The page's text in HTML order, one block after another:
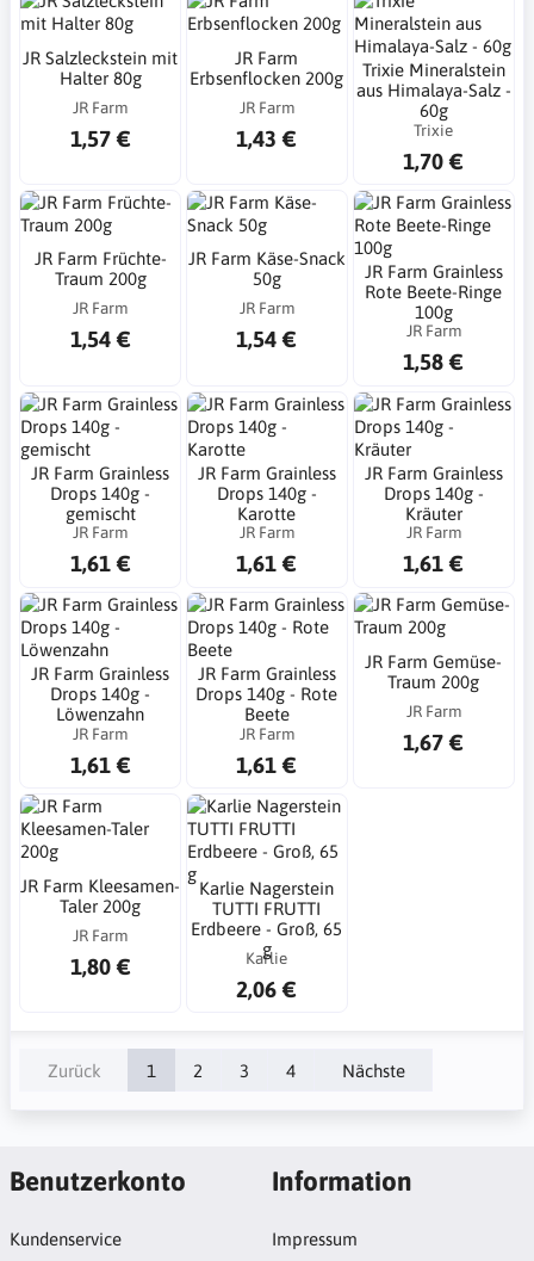
JR Salzleckstein mit
Halter 80g
JR Farm
1,57 €
JR Farm
Erbsenflocken 200g
JR Farm
1,43 €
Trixie Mineralstein
aus Himalaya-Salz -
60g
Trixie
1,70 €
JR Farm Früchte-
Traum 200g
JR Farm
1,54 €
JR Farm Käse-Snack
50g
JR Farm
1,54 €
JR Farm Grainless
Rote Beete-Ringe
100g
JR Farm
1,58 €
JR Farm Grainless
Drops 140g -
gemischt
JR Farm
1,61 €
JR Farm Grainless
Drops 140g -
Karotte
JR Farm
1,61 €
JR Farm Grainless
Drops 140g -
Kräuter
JR Farm
1,61 €
JR Farm Grainless
Drops 140g -
Löwenzahn
JR Farm
1,61 €
JR Farm Grainless
Drops 140g - Rote
Beete
JR Farm
1,61 €
JR Farm Gemüse-
Traum 200g
JR Farm
1,67 €
JR Farm Kleesamen-
Taler 200g
JR Farm
1,80 €
Karlie Nagerstein
TUTTI FRUTTI
Erdbeere - Groß, 65
g
Karlie
2,06 €
Zurück 1 2 3 4 Nächste
Benutzerkonto
Kundenservice
Information
Impressum